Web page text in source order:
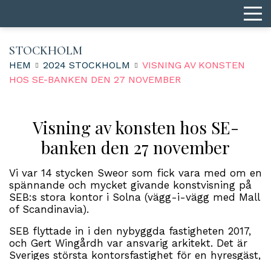
STOCKHOLM
HEM 2024 STOCKHOLM
VISNING AV KONSTEN
HOS SE-BANKEN DEN 27 NOVEMBER
Visning av konsten hos SE-
banken den 27 november
Vi var 14 stycken Sweor som fick vara med om en
spännande och mycket givande konstvisning på
SEB:s stora kontor i Solna (vägg-i-vägg med Mall
of Scandinavia).
SEB flyttade in i den nybyggda fastigheten 2017,
och Gert Wingårdh var ansvarig arkitekt. Det är
Sveriges största kontorsfastighet för en hyresgäst,